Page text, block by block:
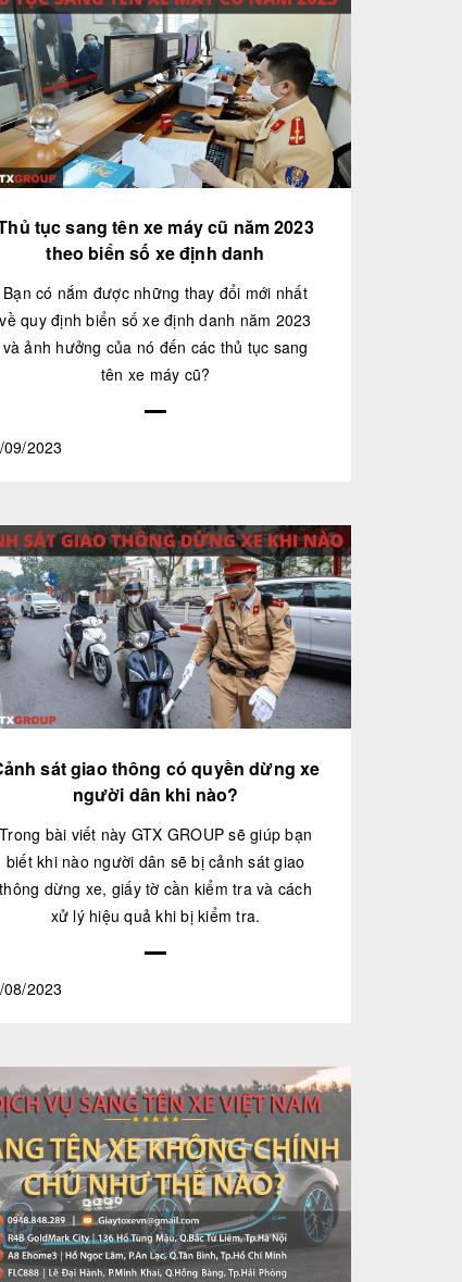
tục sang tên xe máy cũ năm 2023
theo biển số xe định danh
Bạn có nắm được những thay đổi mới nhất
về quy định biển số xe định danh năm 2023
và ảnh hưởng của nó đến các thủ tục sang
tên xe máy cũ?
2023
sát giao thông có quyền dừng xe
người dân khi nào?
Trong bài viết này GTX GROUP sẽ giúp bạn
biết khi nào người dân sẽ bị cảnh sát giao
thông dừng xe, giấy tờ cần kiểm tra và cách
xử lý hiệu quả khi bị kiểm tra.
2023